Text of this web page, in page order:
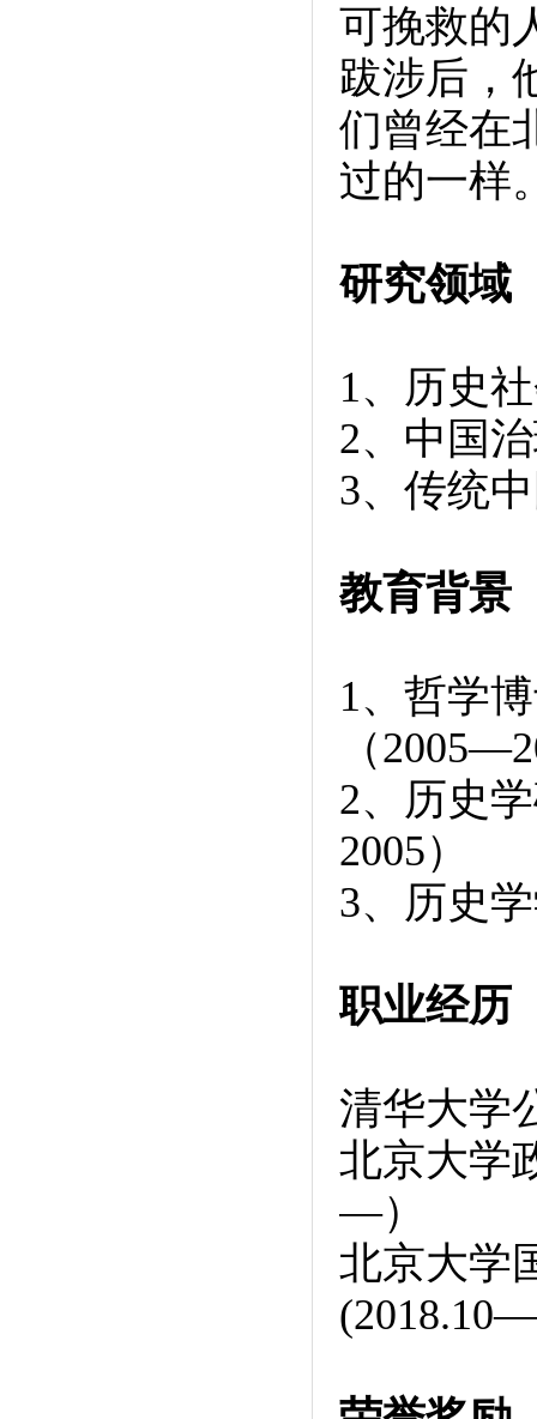
可挽救的
跋涉后，
们曾经在
过的一样
研究领域
1、历史
2、中国
3、传统
教育背景
1、哲学
（
2、历史
2005）
3、历史
职业经历
清华大学
北京大学
—）
北京大学